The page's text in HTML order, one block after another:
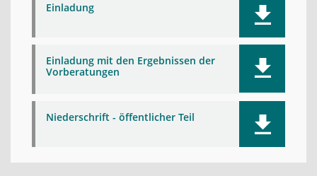
Einladung
Einladung mit den Ergebnissen der
Vorberatungen
Niederschrift - öffentlicher Teil